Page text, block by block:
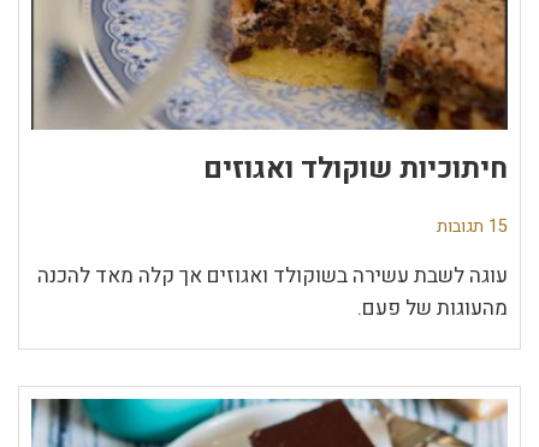
חיתוכיות שוקולד ואגוזים
15 תגובות
עוגה לשבת עשירה בשוקולד ואגוזים אך קלה מאד להכנה
מהעוגות של פעם.